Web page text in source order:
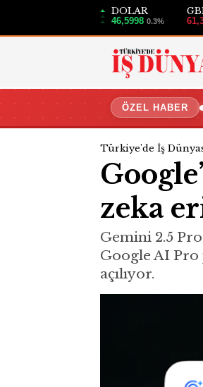
DOLAR
46,5998 0.3%
ÖZEL HABER
Türkiye'de İş
zeka
Gemini 2.5
Google AI
açılıyor.